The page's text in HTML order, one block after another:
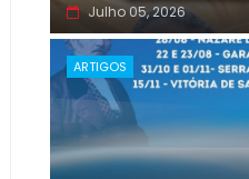
Julho 05, 2026
ARTIGOS